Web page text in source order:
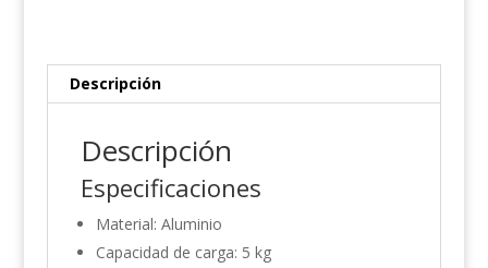
Descripción
Descripción
Especificaciones
Material: Aluminio
Capacidad de carga: 5 kg